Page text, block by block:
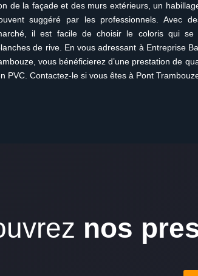
de la façade et des murs extérieurs, un
suggéré par les professionnels. Avec
il est facile de choisir le coloris qui se
de rive. En vous adressant à Entreprise
vous bénéficierez d’une prestation de
PVC. Contactez-le si vous êtes à Pont
nos